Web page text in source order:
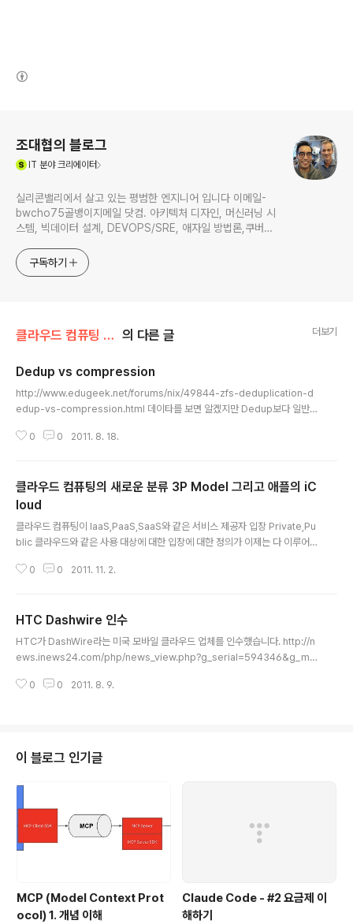
조대협의 블로그
IT 분야 크리에이터
실리콘밸리에서 살고 있는 평범한 엔지니어 입니다 이메일-
bwcho75골뱅이지메일 닷컴. 아키텍처 디자인, 머신러닝 시
스템, 빅데이터 설계, DEVOPS/SRE, 애자일 방법론,쿠버네
한 기술 멘토링과 강의 진행합니다. Linkedin :
https://www.linkedin.com/in/terrycho75/
구독하기
클라우드 컴퓨팅 & NoSQL/개인 클라우드 의 다른 글 더보기
Dedup vs compression
http://www.edugeek.net/forums/nix/49844-zfs-deduplication-d
edup-vs-compression.html 데이타를 보면 알겠지만 Dedup보다 일반적
이나 Delta 기반의 Versioning에 유리.
0 0 2011. 8. 18.
클라우드 컴퓨팅의 새로운 분류 3P Model 그리고 애플의 iC
loud
클라우드 컴퓨팅이 IaaS,PaaS,SaaS와 같은 서비스 제공자 입장 Private,Pu
blic 클라우드와 같은 사용 대상에 대한 입장에 대한 정의가 이제는 다 이루어졌
우드 컨셉을 발표했다. 기존 클라우드가 기업 내부에서 사용하는 Private 기업
는 기존에 있었던 형태의 서비스를 조금 관점을 바꿔서 체계화 시킨 것에 불과
하지만, 이 체계화 자체가 의미를 갖는다. Personal Cloud는 기업이 아니라
각각의 개인에게 클라우드 서비스를 제공한다는 개념이다. 즉 ..
0 0 2011. 11. 2.
HTC Dashwire 인수
HTC가 DashWire라는 미국 모바일 클라우드 업체를 인수했습니다. http://n
ews.inews24.com/php/news_view.php?g_serial=594346&g_me
에서 첫번째 타 업체의 움직임입니다. HTC는 Sense라는 서버 플랫폼을 가지
0 0 2011. 8. 9.
이 블로그 인기글
MCP (Model Context Prot
ocol) 1. 개념 이해
Claude Code - #2 요금제 이
해하기